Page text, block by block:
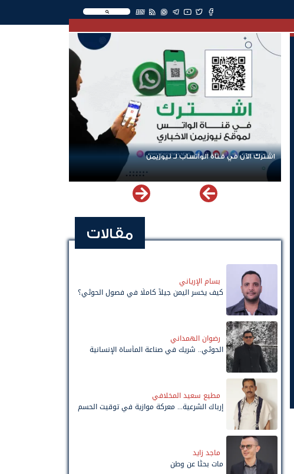
EN
اشترك الآن في قناة الواتساب لـ نيوزيمن
مقالات
بسام الإرياني
كيف يخسر اليمن جيلاً كاملًا في فصول الحوثي؟
رضوان الهمداني
الحوثي.. شريك في صناعة المأساة الإنسانية
مطيع سعيد المخلافي
إرباك الشرعية... معركة موازية في توقيت الحسم
ماجد زايد
مات بحثًا عن وطن